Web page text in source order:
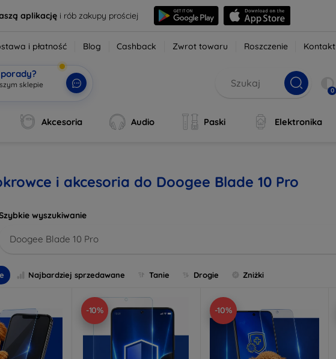
aplikacjęi rób zakupy prościej
i płatność Blog Cashback Zwrot towaru Roszczenie Kontakt
sklepie
0
Akcesoria Audio Paski Elektronika
i akcesoria do Doogee Blade 10 Pro
wyszukiwanie
Doogee Blade 10 Pro
Najbardziej sprzedawane Tanie Drogie Zniżki
-10% -10%